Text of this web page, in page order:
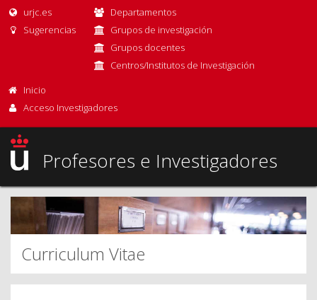
urjc.es
Sugerencias
Departamentos
Grupos de investigación
Grupos docentes
Centros/Institutos de Investigación
Inicio
Acceso Investigadores
Profesores e Investigadores
Curriculum Vitae